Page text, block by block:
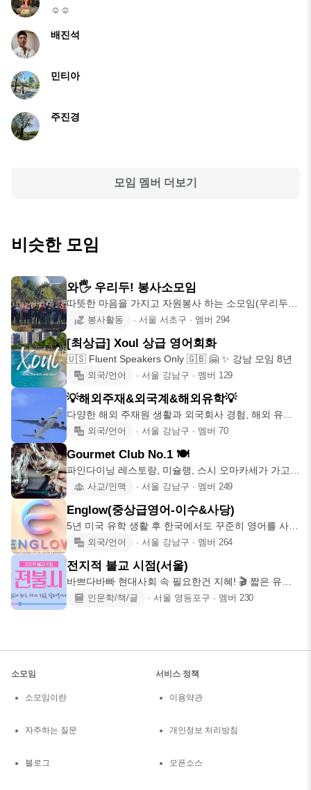
☺️☺️
배진석
민티아
주진경
모임 멤버 더보기
비슷한 모임
와🖐 우리두! 봉사소모임
따뜻한 마음을 가지고 자원봉사 하는 소모임(우리두)
입니다~❤ 와! 우리
봉사활동 ∙ 서울 서초구 ∙ 멤버 294
[최상급] Xoul 상급 영어회화
🇺🇸 Fluent Speakers Only 🇬🇧 🤗 ✨ 강남 모임 8년
외국/언어 ∙ 서울 강남구 ∙ 멤버 129
💡해외주재&외국계&해외유학💡
다양한 해외 주재원 생활과 외국회사 경험, 해외 유학
경험을 나누다보면
외국/언어 ∙ 서울 강남구 ∙ 멤버 70
Gourmet Club No.1 🍽
파인다이닝 레스토랑, 미슐랭, 스시 오마카세가 가고싶
은데 같이 먹을 사람
사교/인맥 ∙ 서울 강남구 ∙ 멤버 249
Englow(중상급영어-이수&사당)
5년 미국 유학 생활 후 한국에서도 꾸준히 영어를 사용
하고, 이를 매개로
외국/언어 ∙ 서울 강남구 ∙ 멤버 264
전지적 불교 시점(서울)
바쁘다바빠 현대사회 속 필요한건 지혜! 🎬 짧은 유튜
브 영상을 보고
인문학/책/글 ∙ 서울 영등포구 ∙ 멤버 230
소모임
소모임이란
자주하는 질문
블로그
서비스 정책
이용약관
개인정보 처리방침
오픈소스